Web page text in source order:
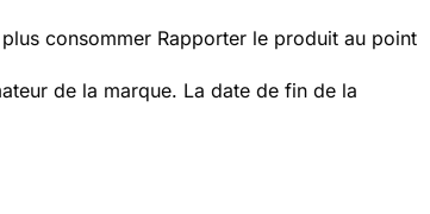
consommer Rapporter le produit au point
de la marque. La date de fin de la